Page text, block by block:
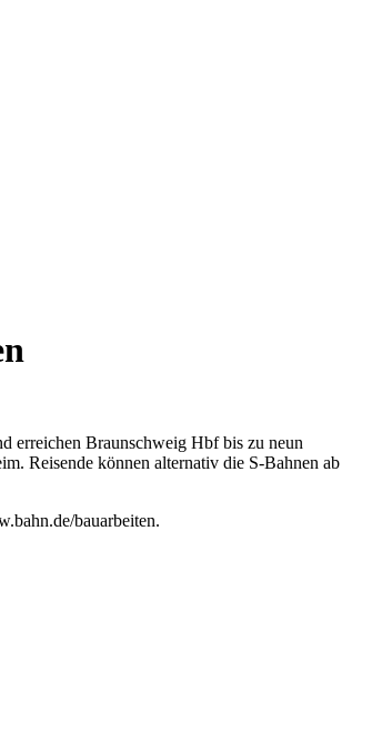
erreichen Braunschweig Hbf bis zu neun
Reisende können alternativ die S-Bahnen ab
bauarbeiten.